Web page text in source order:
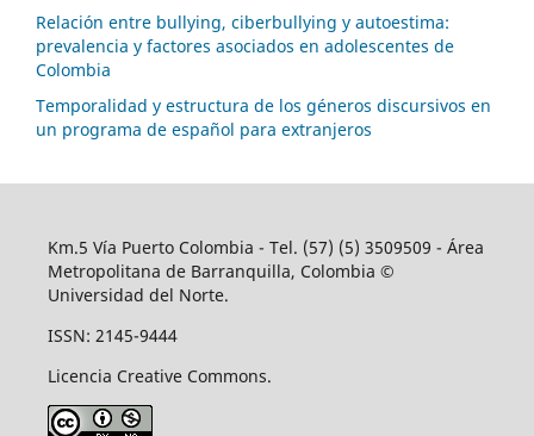
Relación entre bullying, ciberbullying y autoestima:
prevalencia y factores asociados en adolescentes de
Colombia
Temporalidad y estructura de los géneros discursivos en
un programa de español para extranjeros
Km.5 Vía Puerto Colombia - Tel. (57) (5) 3509509 - Área
Metropolitana de Barranquilla, Colombia ©
Universidad del Norte.
ISSN: 2145-9444
Licencia Creative Commons.